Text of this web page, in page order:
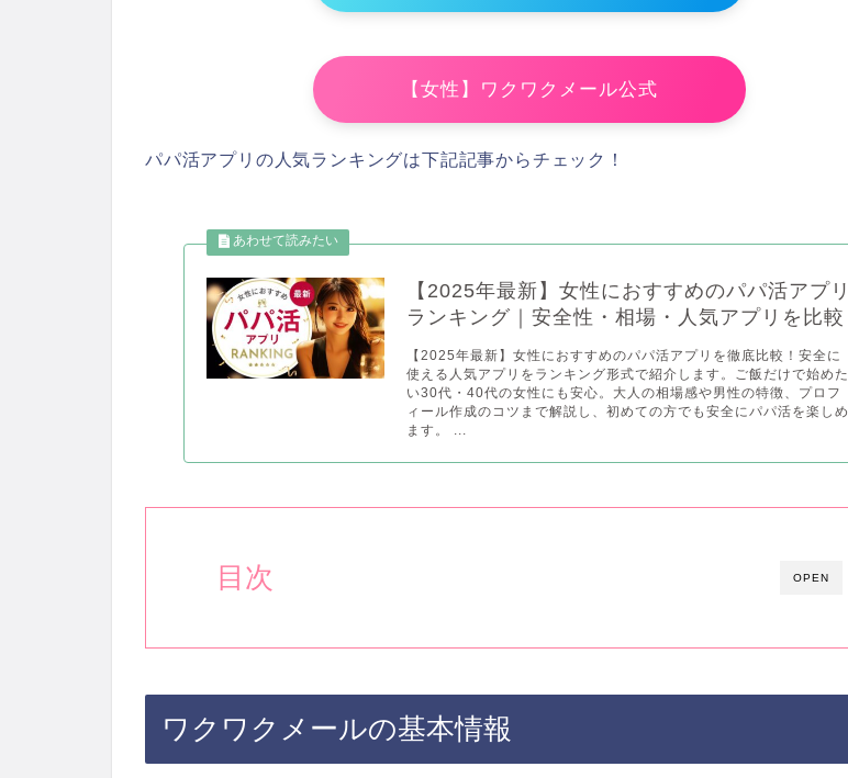
【女性】ワクワクメール公式
パパ活アプリの人気ランキングは下記記事からチェック！
【2025年最新】女性におすすめのパパ活アプリ
ランキング｜安全性・相場・人気アプリを比較
【2025年最新】女性におすすめのパパ活アプリを徹底比較！安全に
使える人気アプリをランキング形式で紹介します。ご飯だけで始めた
い30代・40代の女性にも安心。大人の相場感や男性の特徴、プロフ
ィール作成のコツまで解説し、初めての方でも安全にパパ活を楽しめ
ます。 ...
OPEN
目次
ワクワクメールの基本情報